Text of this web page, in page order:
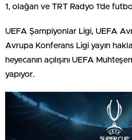
1, olağan ve TRT Radyo 1’de
UEFA Şampiyonlar Ligi, UEFA
Avrupa Konferans Ligi yayın
heyecanın açılışını UEFA
yapıyor.